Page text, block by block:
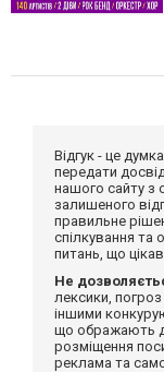
Відгук - це
передати
нашого сайту з
залишеного
правильне
спілкування та
питань, що
Не
лексики,
іншими
що ображають
розміщення
реклама та